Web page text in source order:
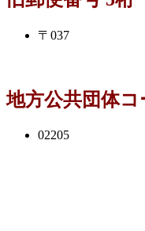
〒037
地方公共団体コ
02205